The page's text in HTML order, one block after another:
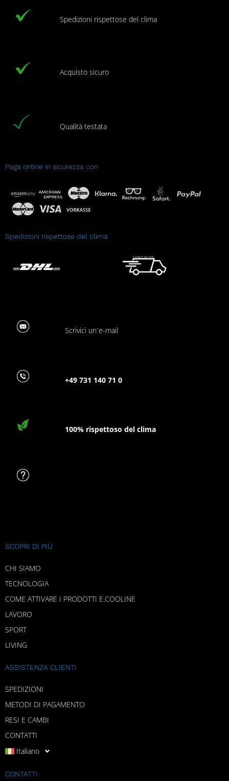
Spedizioni rispettose del clima
Acquisto sicuro
Qualità testata
Paga online in sicurezza con
Spedizioni rispettose del clima
Scrivici un´e-mail
+49 731 140 71 0
100% rispettoso del clima
SCOPRI DI PIÙ
CHI SIAMO
TECNOLOGIA
COME ATTIVARE I PRODOTTI E.COOLINE
LAVORO
SPORT
LIVING
ASSISTENZA CLIENTI
SPEDIZIONI
METODI DI PAGAMENTO
RESI E CAMBI
CONTATTI
Italiano
CONTATTI